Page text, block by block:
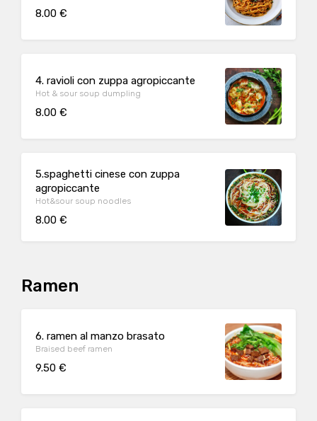
8.00 €
4. ravioli con zuppa agropiccante
Hot & sour soup dumpling
8.00 €
5.spaghetti cinese con zuppa
agropiccante
Hot&sour soup noodles
8.00 €
Ramen
6. ramen al manzo brasato
Braised beef ramen
9.50 €